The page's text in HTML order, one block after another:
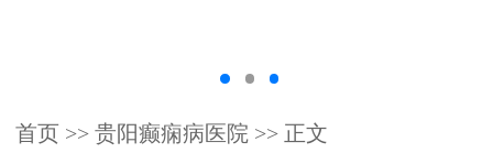
首页 >> 贵阳癫痫病医院 >> 正文